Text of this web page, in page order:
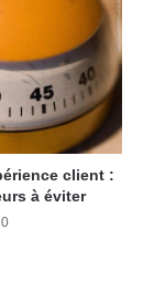
client :
à éviter